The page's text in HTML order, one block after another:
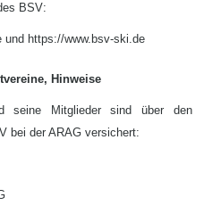
BSV:
und https://www.bsv-ski.de
Hinweise
seine Mitglieder sind über den
bei der ARAG versichert: